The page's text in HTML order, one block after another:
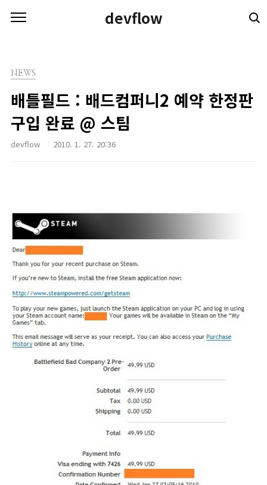
devflow
NEWS
배틀필드 : 배드컴퍼니2 예약 한정판
구입 완료 @ 스팀
devflow 2010. 1. 27. 20:36